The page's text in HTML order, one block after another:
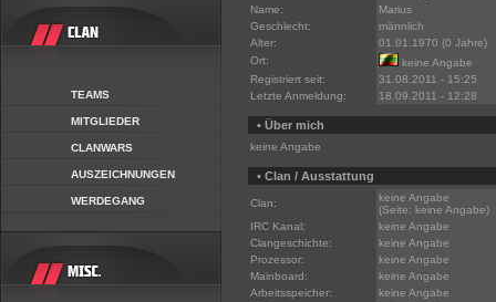
TEAMS
MITGLIEDER
CLANWARS
AUSZEICHNUNGEN
WERDEGANG
Name:
Marius
Geschlecht:
männlich
Alter:
01.01.1970 (0 Jahre)
Ort:
keine Angabe
Registriert seit:
31.08.2011 - 15:25
Letzte Anmeldung:
18.09.2011 - 12:28
• Über mich
keine Angabe
• Clan / Ausstattung
Clan:
keine Angabe
(Seite: keine Angabe)
IRC Kanal:
keine Angabe
Clangeschichte:
keine Angabe
Prozessor:
keine Angabe
Mainboard:
keine Angabe
Arbeitsspeicher:
keine Angabe